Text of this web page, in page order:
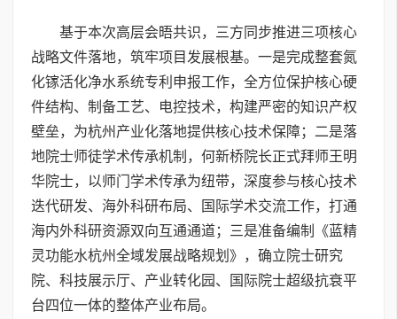
基于本次高层会晤共识，三方同步推进三项核心
战略文件落地，筑牢项目发展根基。一是完成整套氮
化镓活化净水系统专利申报工作，全方位保护核心硬
件结构、制备工艺、电控技术，构建严密的知识产权
壁垒，为杭州产业化落地提供核心技术保障；二是落
地院士师徒学术传承机制，何新桥院长正式拜师王明
华院士，以师门学术传承为纽带，深度参与核心技术
迭代研发、海外科研布局、国际学术交流工作，打通
海内外科研资源双向互通通道；三是准备编制《蓝精
灵功能水杭州全域发展战略规划》，确立院士研究
院、科技展示厅、产业转化园、国际院士超级抗衰平
台四位一体的整体产业布局。